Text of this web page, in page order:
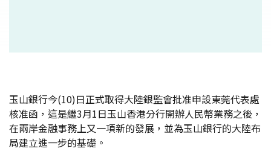
玉山銀行今(10)日正式取得大陸銀監會批准申設東莞代表處
核准函，這是繼3月1日玉山香港分行開辦人民幣業務之後，
在兩岸金融事務上又一項新的發展，並為玉山銀行的大陸布
局建立進一步的基礎。